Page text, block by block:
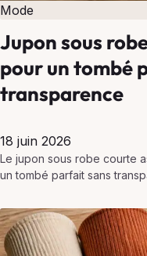
Mode
Jupon sous
pour un tombé
transparence
18 juin 2026
Le jupon sous robe courte
un tombé parfait sans